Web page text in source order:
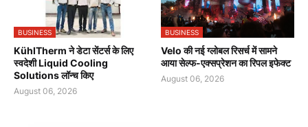
BUSINESS
KühlTherm ने डेटा सेंटर्स के लिए
स्वदेशी Liquid Cooling
Solutions लॉन्च किए
August 06, 2026
BUSINESS
Velo की नई ग्लोबल रिसर्च में सामने
आया सेल्फ-एक्सप्रेशन का रिपल इफेक्ट
August 06, 2026